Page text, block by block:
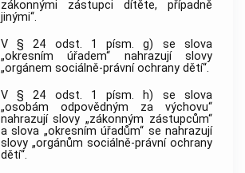
zákonnými zástupci dítěte, případně
jinými“.
V § 24 odst. 1 písm. g) se slova
„okresním úřadem“ nahrazují slovy
„orgánem sociálně-právní ochrany dětí“.
V § 24 odst. 1 písm. h) se slova
„osobám odpovědným za výchovu“
nahrazují slovy „zákonným zástupcům“
a slova „okresním úřadům“ se nahrazují
slovy „orgánům sociálně-právní ochrany
dětí“.